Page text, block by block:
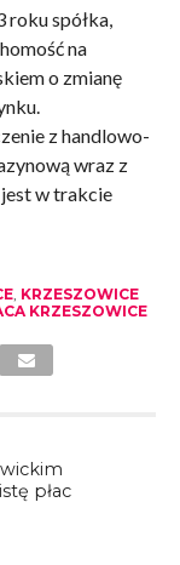
roku spółka,
na
o zmianę
z handlowo-
wraz z
w trakcie
, KRZESZOWICE
KRZESZOWICE
płac